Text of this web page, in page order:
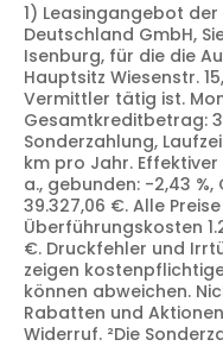
1) Leasingangebot der
Deutschland GmbH,
Isenburg, für die die
Hauptsitz Wiesenstr.
Vermittler tätig ist.
Gesamtkreditbetrag:
Sonderzahlung,
km pro Jahr. Effektiver
a., gebunden: -2,43
39.327,06 €. Alle
Überführungskosten
€. Druckfehler und
zeigen
können abweichen.
Rabatten und
Widerruf. ²Die